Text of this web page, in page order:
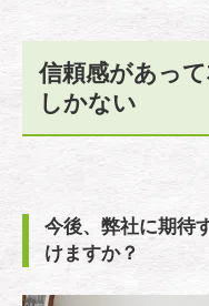
信頼感があっ
しかない
今後、弊社に期待
けますか？